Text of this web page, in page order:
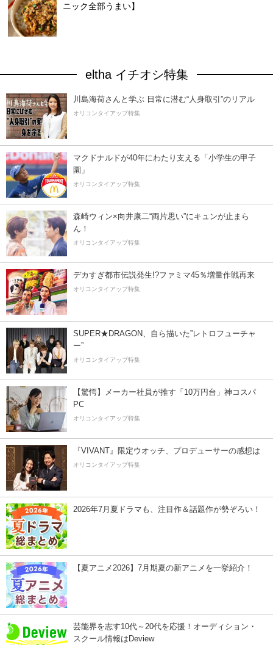
ニック全部うまい】
eltha イチオシ特集
川島海荷さんと学ぶ 日常に潜む“人身取引”のリアル
オリコンタイアップ特集
マクドナルドが40年にわたり支える「小学生の甲子
園」
オリコンタイアップ特集
森崎ウィン×向井康二“両片思い”にキュンが止まら
ん！
オリコンタイアップ特集
デカすぎ都市伝説発生!?ファミマ45％増量作戦再来
オリコンタイアップ特集
SUPER★DRAGON、自ら描いた”レトロフューチャ
ー”
オリコンタイアップ特集
【驚愕】メーカー社員が推す「10万円台」神コスパ
PC
オリコンタイアップ特集
『VIVANT』限定ウオッチ、プロデューサーの感想は
オリコンタイアップ特集
2026年7月夏ドラマも、注目作＆話題作が勢ぞろい！
【夏アニメ2026】7月期夏の新アニメを一挙紹介！
芸能界を志す10代～20代を応援！オーディション・
スクール情報はDeview